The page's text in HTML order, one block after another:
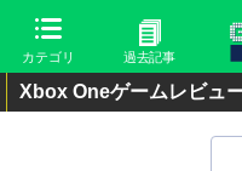
カテゴリ 過去記事
Xbox Oneゲームレビュ